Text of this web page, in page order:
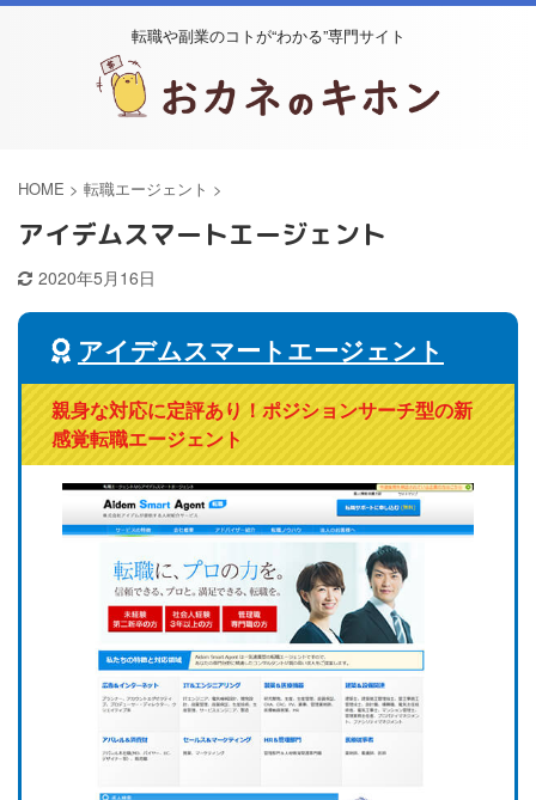
転職や副業のコトが“わかる”専門サイト
HOME > 転職エージェント >
アイデムスマートエージェント
2020年5月16日
アイデムスマートエージェント
親身な対応に定評あり！ポジションサーチ型の新
感覚転職エージェント